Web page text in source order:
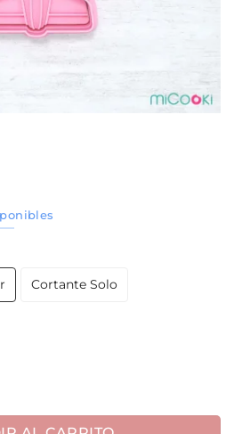
Cortante Solo